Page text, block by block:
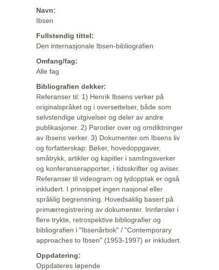
Navn:
Ibsen
Fullstendig tittel:
Den internasjonale Ibsen-bibliografien
Omfang/fag:
Alle fag
Bibliografien dekker:
Referanser til: 1) Henrik Ibsens verker på
originalspråket og i oversettelser, både som
selvstendige utgivelser og deler av andre
publikasjoner. 2) Parodier over og omdiktninger
av Ibsens verker. 3) Dokumenter om Ibsens liv
og forfatterskap: Bøker, hovedoppgaver,
småtrykk, artikler og kapitler i samlingsverker
og konferanserapporter, i tidsskrifter og aviser.
Referanser til videogram og lydopptak er også
inkludert. I prinsippet ingen nasjonal eller
språklig begrensning. Hovedsaklig basert på
primærregistrering av dokumenter. Innførsler i
flere trykte, retrospektive bibliografier og
bibliografien i "Ibsenårbok" / "Contemporary
approaches to Ibsen" (1953-1997) er inkludert.
Oppdatering:
Oppdateres løpende